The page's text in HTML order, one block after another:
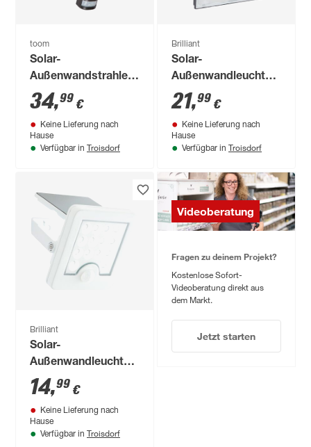
toom
Solar-
Außenwandstrahler
'Tokio' mit
Bewegungssensor
tageslichtweiß x
34,7 cm
34,99 €
Keine Lieferung nach
Hause
Verfügbar in Troisdorf
Brilliant
Solar-
Außenwandleuchte
'Luton' mit
Bewegungssensor
1000 lm neutralweiß
IP 65 19,5 x 4,3 x
21,99 €
Keine Lieferung nach
Hause
Verfügbar in Troisdorf
Brilliant
Solar-
Außenwandleuchte
'Luton' mit
Bewegungssensor
540 lm neutralweiß
IP 65 12 x 5,4 x 13
14,99 €
Keine Lieferung nach
Hause
Verfügbar in Troisdorf
Videoberatung
Fragen zu deinem Projekt?
Kostenlose Sofort-
Videoberatung direkt aus
dem Markt.
Jetzt starten